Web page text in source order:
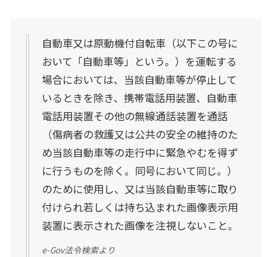
自動車又は原動機付自転車（以下この号に
おいて「自動車等」という。）を運転する
場合においては、当該自動車等が停止して
いるときを除き、携帯電話用装置、自動車
電話用装置その他の無線通話装置を通話
（傷病者の救護又は公共の安全の維持のた
め当該自動車等の走行中に緊急やむを得ず
に行うものを除く。同号において同じ。）
のために使用し、又は当該自動車等に取り
付けられ若しくは持ち込まれた画像表示用
装置に表示された画像を注視しないこと。
e-Gov法令検索より